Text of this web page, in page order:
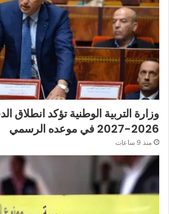
وزارة التربية الوطنية تؤكد انطلاق
2026-2027 في موعده الرسمي
منذ 9 ساعات